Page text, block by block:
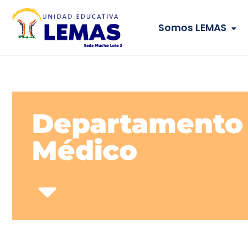
Somos LEMAS
Departamento
Médico